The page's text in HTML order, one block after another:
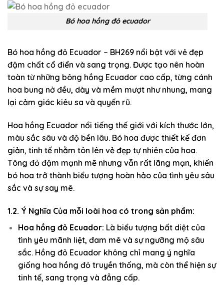
Bó hoa hồng đỏ ecuador
Bó hoa hồng đỏ Ecuador – BH269 nổi bật với vẻ đẹp
đậm chất cổ điển và sang trọng. Được tạo nên hoàn
toàn từ những bông hồng Ecuador cao cấp, từng cánh
hoa bung nở đều, dày và mềm mượt như nhung, mang
lại cảm giác kiêu sa và quyến rũ.
Hoa hồng Ecuador nổi tiếng thế giới với kích thước lớn,
màu sắc sâu và độ bền lâu. Bó hoa được thiết kế đơn
giản, tinh tế nhằm tôn lên vẻ đẹp tự nhiên của hoa.
Tông đỏ đậm mạnh mẽ nhưng vẫn rất lãng mạn, khiến
bó hoa trở thành biểu tượng hoàn hảo của tình yêu sâu
sắc và sự say mê.
1.2. Ý Nghĩa Của mỗi loài hoa có trong sản phẩm:
Hoa hồng đỏ Ecuador: Là biểu tượng bất diệt của
tình yêu mãnh liệt, đam mê và sự ngưỡng mộ sâu
sắc. Hồng đỏ Ecuador không chỉ mang ý nghĩa
giống hoa hồng đỏ truyền thống, mà còn thể hiện sự
tinh tế, sang trọng và đẳng cấp.